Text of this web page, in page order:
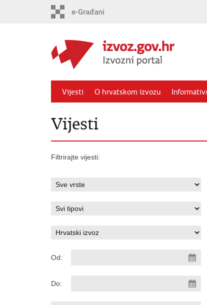
Vijesti O hrvatskom izvozu
Vijesti
Filtrirajte vijesti:
Od:
Do: